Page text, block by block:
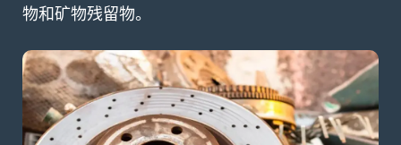
物和矿物残留物。